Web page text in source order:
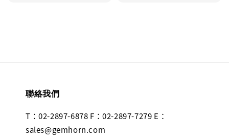
聯絡我們
T：02-2897-6878 F：02-2897-7279 E：
sales@gemhorn.com